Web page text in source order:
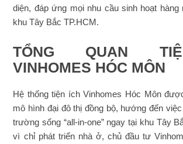
diện, đáp ứng mọi nhu cầu sinh hoạt
khu Tây Bắc TP.HCM.
TỔNG QUAN
VINHOMES HÓC MÔN
Hệ thống tiện ích Vinhomes Hóc Môn
mô hình đại đô thị đồng bộ, hướng đến
trường sống “all-in-one” ngay tại khu Tây
vì chỉ phát triển nhà ở, chủ đầu tư